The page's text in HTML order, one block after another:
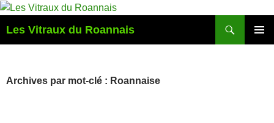
Aller
contenu
Les Vitraux du Roannais
Archives par mot-clé : Roannaise